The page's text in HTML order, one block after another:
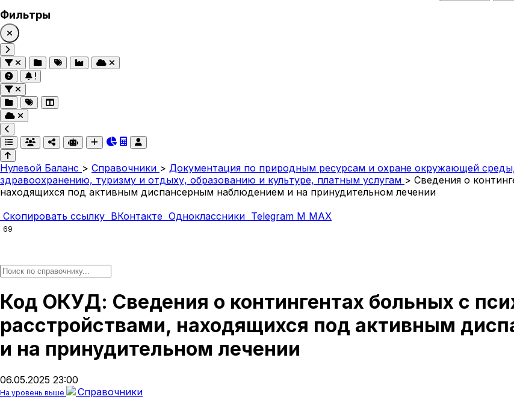
Фильтры
Нулевой Баланс > Справочники > Документация по природным ресурсам и охране окружающей
здравоохранению, туризму и отдыху, образованию и культуре, платным услугам > Сведения о
находящихся под активным диспансерным наблюдением и на принудительном лечении
Скопировать ссылку ВКонтакте Одноклассники Telegram M MAX
69
Код ОКУД: Сведения о контингентах больных с
расстройствами, находящихся под активным
и на принудительном лечении
06.05.2025 23:00
На уровень выше
Справочники